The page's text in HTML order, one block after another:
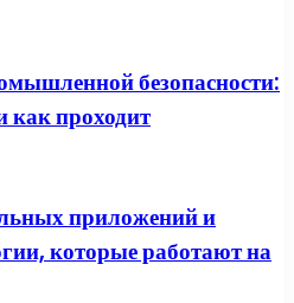
безопасности:
как проходит
приложений и
которые работают на